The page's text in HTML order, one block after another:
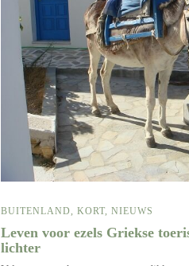
BUITENLAND KORT NIEUWS
Leven voor ezels Griekse
lichter